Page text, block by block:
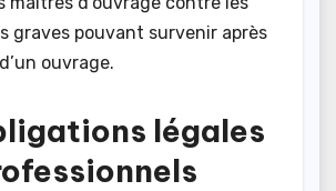
graves pouvant survenir après
ouvrage.
légales